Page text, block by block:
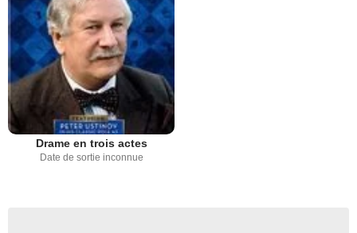
Drame en trois actes
Date de sortie inconnue